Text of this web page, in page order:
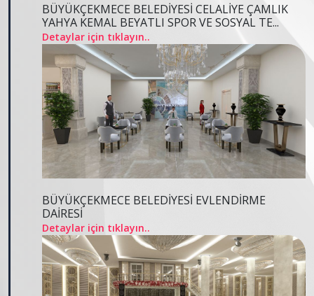
BÜYÜKÇEKMECE BELEDİYESİ CELALİYE ÇAMLIK
YAHYA KEMAL BEYATLI SPOR VE SOSYAL TE...
Detaylar için tıklayın..
BÜYÜKÇEKMECE BELEDİYESİ EVLENDİRME
DAİRESİ
Detaylar için tıklayın..